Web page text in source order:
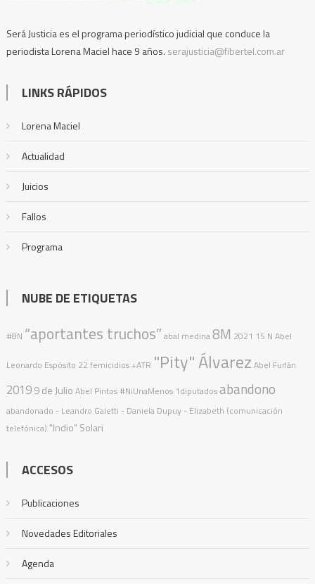
Será Justicia es el programa periodístico judicial que conduce la
periodista Lorena Maciel hace 9 años. serajusticia@fibertel.com.ar
LINKS RÁPIDOS
Lorena Maciel
Actualidad
Juicios
Fallos
Programa
NUBE DE ETIQUETAS
#8N “aportantes truchos” abal medina8M 2021 15 N Abel
Leonardo Espósito 22 femicidios +ATR "Pity" Álvarez Abel Furlán
20199 de Julio Abel Pintos #NiUnaMenos 1diputadosabandono
abandonado - Leandro Galetti - Daniela Dupuy - Elizabeth (comunicación
telefónica) "Indio" Solari
ACCESOS
Publicaciones
Novedades Editoriales
Agenda